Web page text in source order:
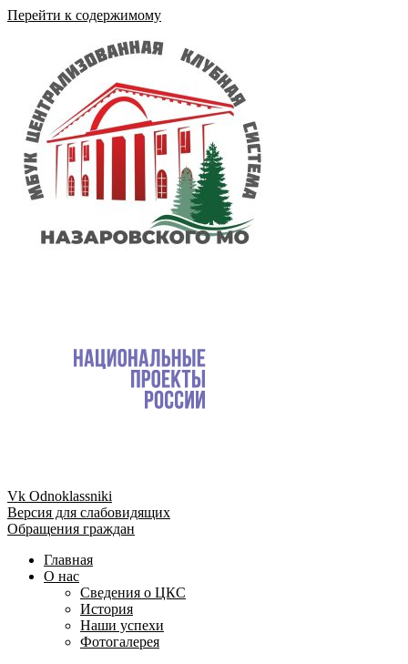
Перейти к содержимому
Vk Odnoklassniki
Версия для слабовидящих
Обращения граждан
Главная
О нас
Сведения о ЦКС
История
Наши успехи
Фотогалерея